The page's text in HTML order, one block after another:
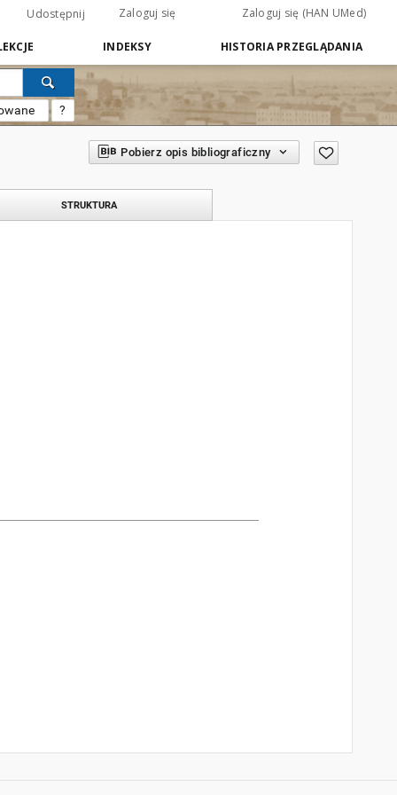
Udostępnij Zaloguj się Zaloguj się (HAN UMed)
INDEKSY HISTORIA PRZEGLĄDANIA
?
Pobierz opis bibliograficzny
STRUKTURA